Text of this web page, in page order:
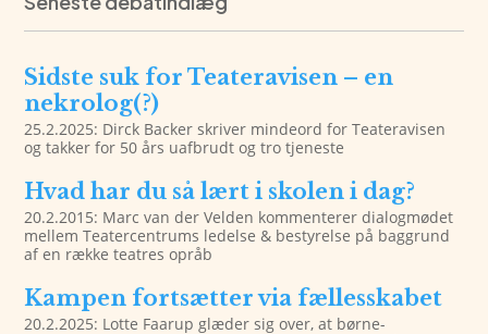
Sidste suk for Teateravisen – en
nekrolog(?)
25.2.2025: Dirck Backer skriver mindeord for Teateravisen
og takker for 50 års uafbrudt og tro tjeneste
Hvad har du så lært i skolen i dag?
20.2.2015: Marc van der Velden kommenterer dialogmødet
mellem Teatercentrums ledelse & bestyrelse på baggrund
af en række teatres opråb
Kampen fortsætter via fællesskabet
20.2.2025: Lotte Faarup glæder sig over, at børne-